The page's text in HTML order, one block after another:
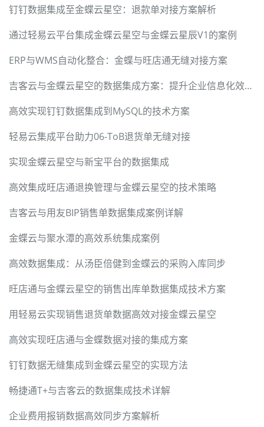
钉钉数据集成至金蝶云星空：退款单对接方案解析
通过轻易云平台集成金蝶云星空与金蝶云星辰V1的案例
ERP与WMS自动化整合：金蝶与旺店通无缝对接方案
吉客云与金蝶云星空的数据集成方案：提升企业信息化效率的JY-BDS其他出库单实施案例
高效实现钉钉数据集成到MySQL的技术方案
轻易云集成平台助力06-ToB退货单无缝对接
实现金蝶云星空与新宝平台的数据集成
高效集成旺店通退换管理与金蝶云星空的技术策略
吉客云与用友BIP销售单数据集成案例详解
金蝶云与聚水潭的高效系统集成案例
高效数据集成：从汤臣倍健到金蝶云的采购入库同步
旺店通与金蝶云星空的销售出库单数据集成技术方案
用轻易云实现销售退货单数据高效对接金蝶云星空
高效实现旺店通与金蝶数据对接的集成方案
钉钉数据无缝集成到金蝶云星空的实现方法
畅捷通T+与吉客云的数据集成技术详解
企业费用报销数据高效同步方案解析